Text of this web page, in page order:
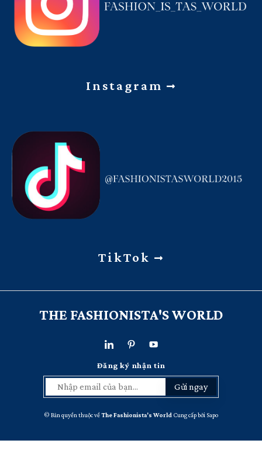
Instagram
TikTok
THE FASHIONISTA'S WORLD
Đăng ký nhận tin
Gửi ngay
© Bản quyền thuộc vềThe Fashionista's World Cung cấp bởi Sapo